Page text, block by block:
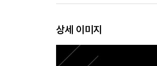
조민수와 이색
우왕을 몰아내다
토지개혁을 실시하다
상세 이미지